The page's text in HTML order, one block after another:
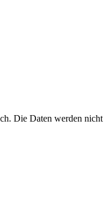
Die Daten werden nicht